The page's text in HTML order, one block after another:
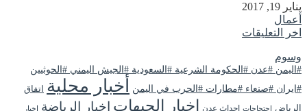
يناير 19, 2017
أعمال
اخر التعليقات
وسوم
#اليمن #عدن #الحكومة الشرعية #السعودية #الجيش اليمني #الحوثيين
#ايران #صنعاء #مطارات #الحرب في اليمن
أخبار محلية
اتفاق
الرياض
احتجاجات احداث عدن اخبار الجبهات اخبار الرياضة اخبار